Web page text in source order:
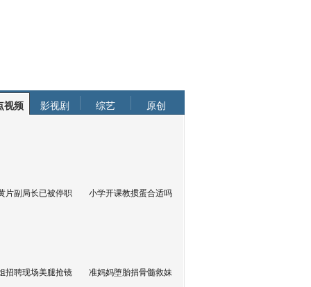
视频 影视剧 综艺 原创
片副局长已被停职 小学开课教掼蛋合适吗
招聘现场美腿抢镜 准妈妈堕胎捐骨髓救妹